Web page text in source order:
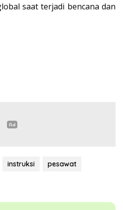
saat terjadi bencana dan
instruksi
pesawat